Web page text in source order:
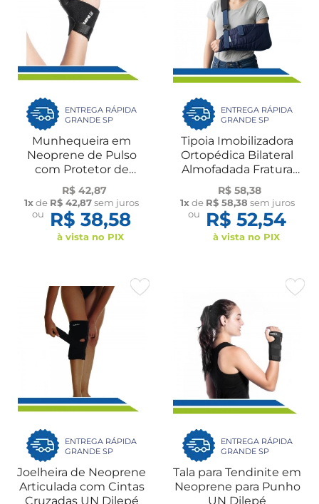
ENTREGA RÁPIDA
GRANDE SP
Munhequeira em
Neoprene de Pulso
com Protetor de
Polegar UN Dilepé
R$ 42,87
1xde R$ 42,87sem juros
ou
R$ 38,58
à vista no PIX
ENTREGA RÁPIDA
GRANDE SP
Tipoia Imobilizadora
Ortopédica Bilateral
Almofadada Fratura
Torção Dilepé
R$ 58,38
1xde R$ 58,38 sem juros
ou
R$ 52,54
à vista no PIX
ENTREGA RÁPIDA
GRANDE SP
Joelheira de Neoprene
Articulada com Cintas
Cruzadas UN Dilepé
ENTREGA RÁPIDA
GRANDE SP
Tala para Tendinite em
Neoprene para Punho
UN Dilepé